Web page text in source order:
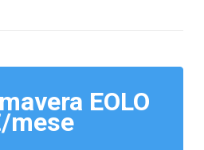
EOLO
mese